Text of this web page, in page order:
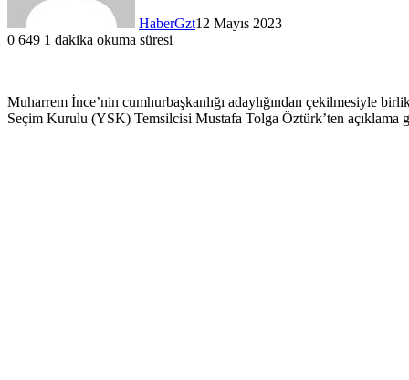
HaberGzt12 Mayıs 2023
0 649 1 dakika okuma süresi
Muharrem İnce’nin cumhurbaşkanlığı adaylığından çekilmesiyle
Seçim Kurulu (YSK) Temsilcisi Mustafa Tolga Öztürk’ten açıklama